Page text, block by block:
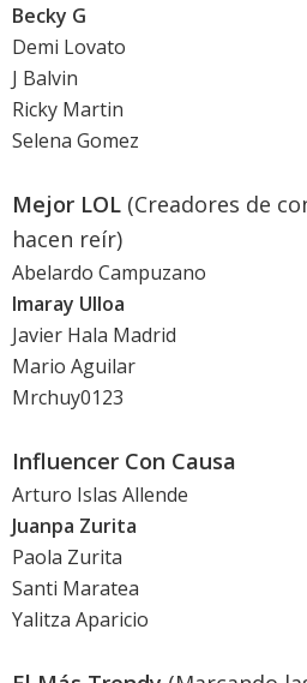
Becky G
Demi Lovato
J Balvin
Ricky Martin
Selena Gomez
Mejor LOL (Creadores de
hacen reír)
Abelardo Campuzano
Imaray Ulloa
Javier Hala Madrid
Mario Aguilar
Mrchuy0123
Influencer Con Causa
Arturo Islas Allende
Juanpa Zurita
Paola Zurita
Santi Maratea
Yalitza Aparicio